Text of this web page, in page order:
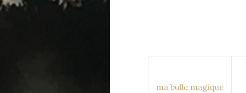
ma.bulle.magique